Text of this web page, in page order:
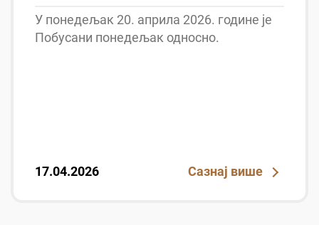
У понедељак 20. априла 2026. године је
Побусани понедељак односно.
17.04.2026 Сазнај више